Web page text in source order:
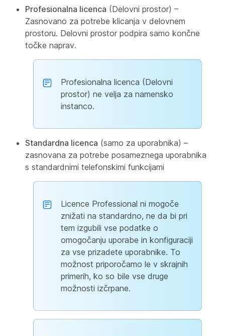
Profesionalna licenca (Delovni prostor) –
Zasnovano za potrebe klicanja v delovnem
prostoru. Delovni prostor podpira samo končne
točke naprav.
Profesionalna licenca (Delovni
prostor) ne velja za namensko
instanco.
Standardna licenca (samo za uporabnika) –
zasnovana za potrebe posameznega uporabnika
s standardnimi telefonskimi funkcijami
Licence Professional ni mogoče
znižati na standardno, ne da bi pri
tem izgubili vse podatke o
omogočanju uporabe in konfiguraciji
za vse prizadete uporabnike. To
možnost priporočamo le v skrajnih
primerih, ko so bile vse druge
možnosti izčrpane.